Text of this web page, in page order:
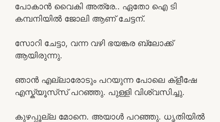
പോകാൻ വൈകി അത്രേ.. ഏതോ ഐ ടി
കമ്പനിയിൽ ജോലി ആണ് ചേട്ടന്.
സോറി ചേട്ടാ, വന്ന വഴി ഭയങ്കര ബ്ലോക്ക്‌
ആയിരുന്നു.
ഞാൻ എല്ലാരോടും പറയുന്ന പോലെ ക്ളീഷേ
എസ്ക്യൂസ്‌സ് പറഞ്ഞു. പുള്ളി വിശ്വസിച്ചു.
കുഴപ്പൂല്ല മോനെ. അയാൾ പറഞ്ഞു. ധൃതിയിൽ